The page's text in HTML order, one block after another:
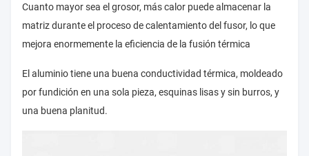
Cuanto mayor sea el grosor, más calor puede almacenar la
matriz durante el proceso de calentamiento del fusor, lo que
mejora enormemente la eficiencia de la fusión térmica
El aluminio tiene una buena conductividad térmica, moldeado
por fundición en una sola pieza, esquinas lisas y sin burros, y
una buena planitud.